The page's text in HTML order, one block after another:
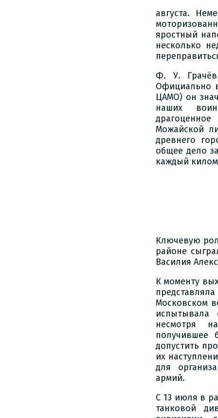
августа.
яростный
несколько
Ф. У.
Официально
ЦАМО) он
наших
Можайской
древнего
общее дело
каждый
Ключевую
районе
Василия
К моменту
Московском
испытывала
несмотря
получившее
допустить
их
для
армий.
С 13 июля в
танковой